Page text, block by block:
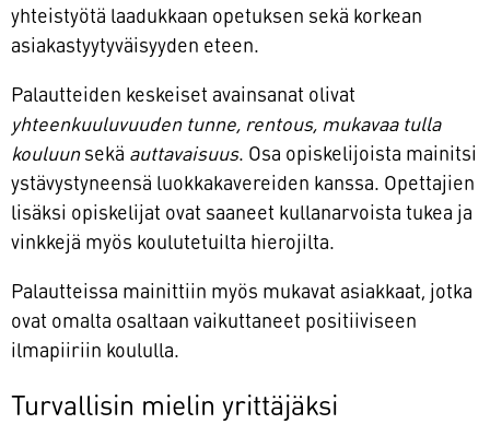
yhteistyötä laadukkaan opetuksen sekä korkean
asiakastyytyväisyyden eteen.
Palautteiden keskeiset avainsanat olivat
yhteenkuuluvuuden tunne, rentous, mukavaa tulla
kouluunsekä auttavaisuus. Osa opiskelijoista mainitsi
ystävystyneensä luokkakavereiden kanssa. Opettajien
lisäksi opiskelijat ovat saaneet kullanarvoista tukea ja
vinkkejä myös koulutetuilta hierojilta.
Palautteissa mainittiin myös mukavat asiakkaat, jotka
ovat omalta osaltaan vaikuttaneet positiiviseen
ilmapiiriin koululla.
Turvallisin mielin yrittäjäksi